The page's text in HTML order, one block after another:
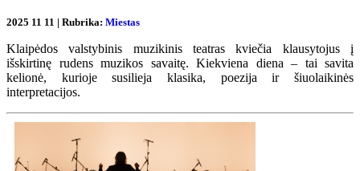
2025 11 11 | Rubrika: Miestas
Klaipėdos valstybinis muzikinis teatras kviečia klausytojus į
išskirtinę rudens muzikos savaitę. Kiekviena diena – tai savita
kelionė, kurioje susilieja klasika, poezija ir šiuolaikinės
interpretacijos.